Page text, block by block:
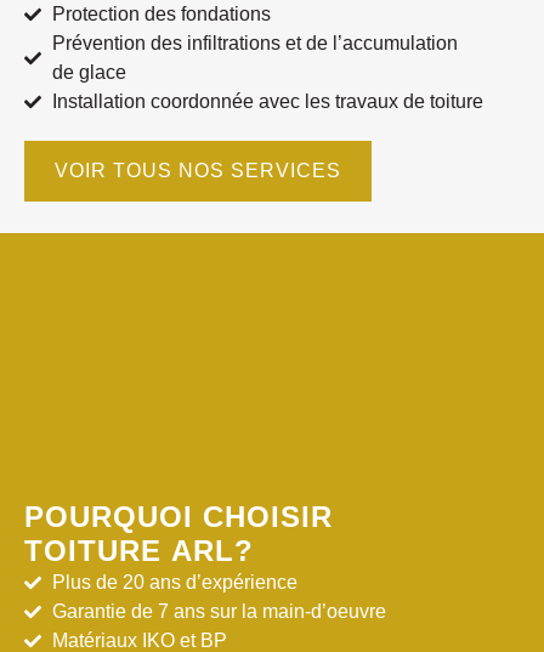
Protection des fondations
Prévention des infiltrations et de l’accumulation
de glace
Installation coordonnée avec les travaux de toiture
VOIR TOUS NOS SERVICES
POURQUOI CHOISIR
TOITURE ARL?
Plus de 20 ans d’expérience
Garantie de 7 ans sur la main-d’oeuvre
Matériaux IKO et BP